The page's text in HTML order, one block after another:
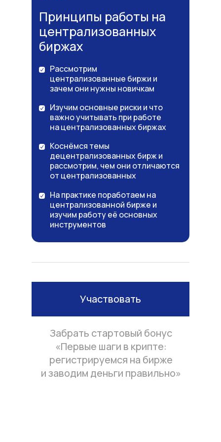
Принципы работы на
централизованных
биржах
Рассмотрим
централизованные биржи и
зачем они нужны новичкам
Изучим основные риски и что
важно учитывать при работе
на централизованных биржах
Коснёмся темы
децентрализованных бирж и
рассмотрим, чем они отличаются
от централизованных
На практике поработаем на
централизованной бирже и
изучим работу её основных
инструментов
Забрать стартовый бонус
«Первые шаги в крипте:
регистрируемся на бирже
и заводим деньги правильно»
Участвовать